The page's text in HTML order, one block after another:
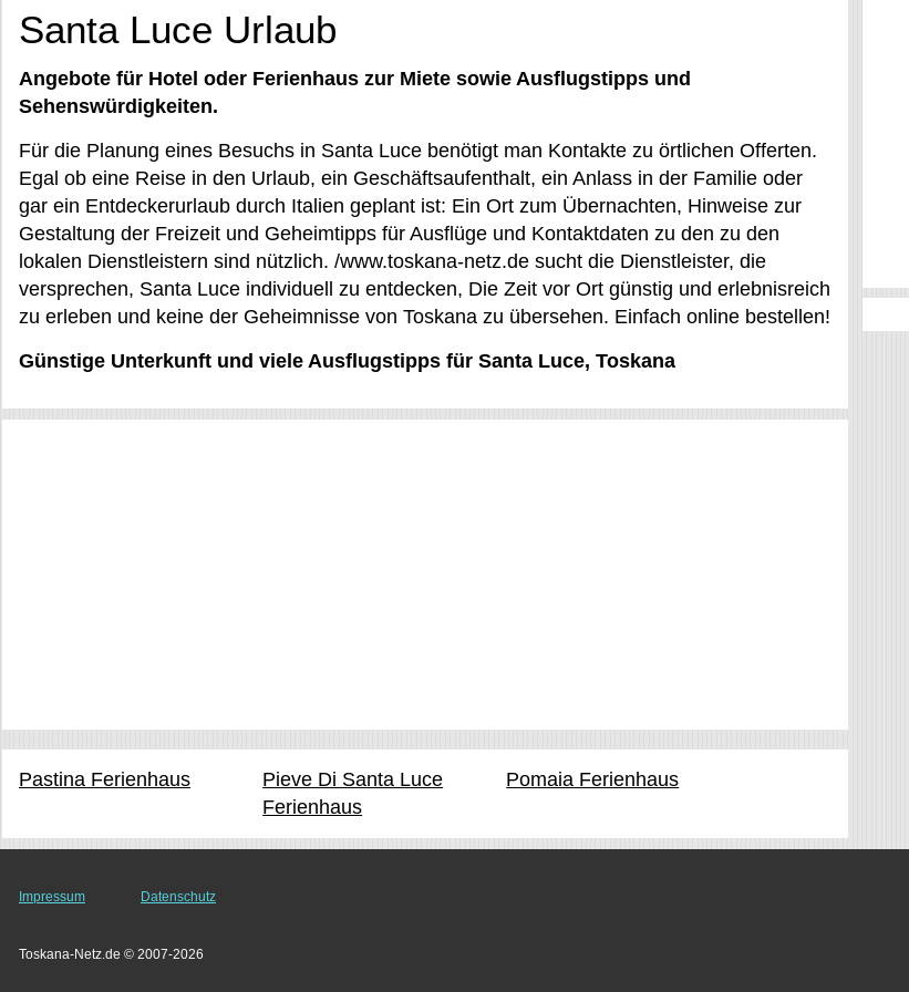
Santa Luce Urlaub
Angebote für Hotel oder Ferienhaus zur Miete sowie Ausflugstipps und
Sehenswürdigkeiten.
Für die Planung eines Besuchs in Santa Luce benötigt man Kontakte zu örtlichen Offerten.
Egal ob eine Reise in den Urlaub, ein Geschäftsaufenthalt, ein Anlass in der Familie oder
gar ein Entdeckerurlaub durch Italien geplant ist: Ein Ort zum Übernachten, Hinweise zur
Gestaltung der Freizeit und Geheimtipps für Ausflüge und Kontaktdaten zu den zu den
lokalen Dienstleistern sind nützlich. /www.toskana-netz.de sucht die Dienstleister, die
versprechen, Santa Luce individuell zu entdecken, Die Zeit vor Ort günstig und erlebnisreich
zu erleben und keine der Geheimnisse von Toskana zu übersehen. Einfach online bestellen!
Günstige Unterkunft und viele Ausflugstipps für Santa Luce, Toskana
Pastina Ferienhaus
Pieve Di Santa Luce
Ferienhaus
Pomaia Ferienhaus
Impressum Datenschutz
Toskana-Netz.de © 2007-2026